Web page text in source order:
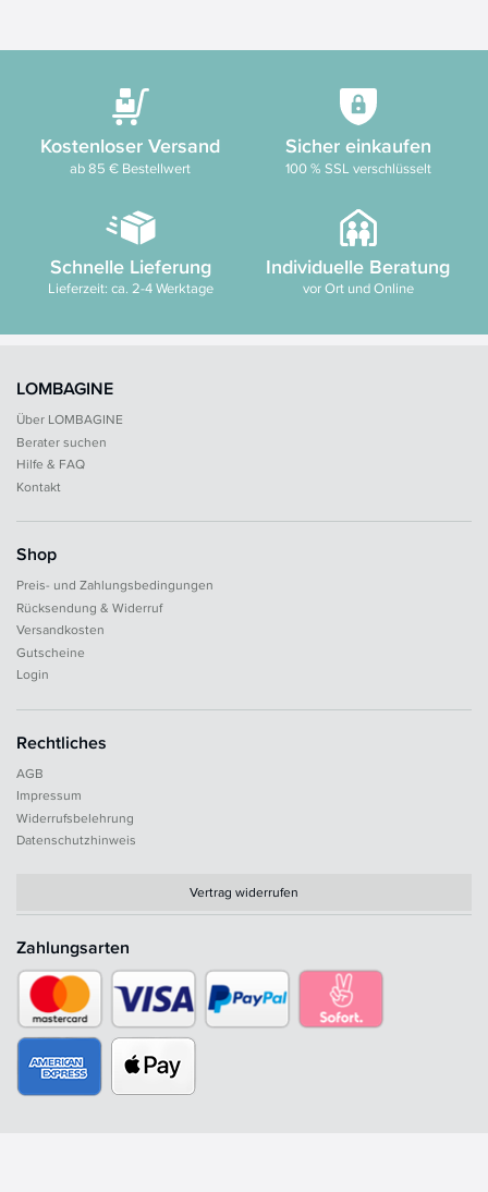
Kostenloser Versand
ab 85 € Bestellwert
Sicher einkaufen
100 % SSL verschlüsselt
Schnelle Lieferung
Lieferzeit: ca. 2-4 Werktage
Individuelle Beratung
vor Ort und Online
LOMBAGINE
Über LOMBAGINE
Berater suchen
Hilfe & FAQ
Kontakt
Shop
Preis- und Zahlungsbedingungen
Rücksendung & Widerruf
Versandkosten
Gutscheine
Login
Rechtliches
AGB
Impressum
Widerrufsbelehrung
Datenschutzhinweis
Vertrag widerrufen
Zahlungsarten